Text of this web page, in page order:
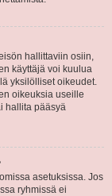
hallittaviin osiin,
käyttäjä voi kuulua
yksilölliset oikeudet.
oikeuksia useille
hallita pääsyä
asetuksissa. Jos
ryhmissä ei